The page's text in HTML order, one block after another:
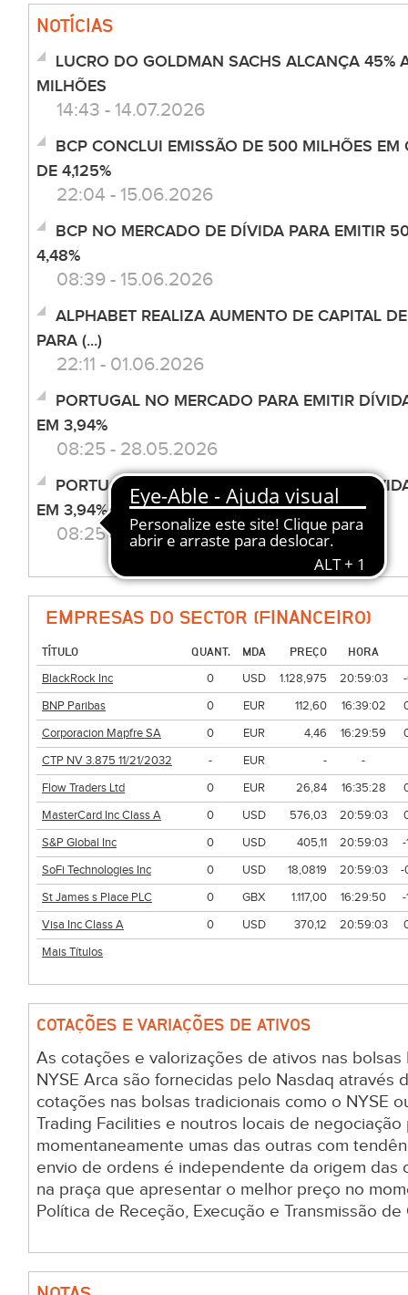
NOTÍCIAS
LUCRO DO GOLDMAN SACHS ALCANÇA 45%
MILHÕES
14:43 - 14.07.2026
BCP CONCLUI EMISSÃO DE 500 MILHÕES
DE 4,125%
22:04 - 15.06.2026
BCP NO MERCADO DE DÍVIDA PARA EMITIR
4,48%
08:39 - 15.06.2026
ALPHABET REALIZA AUMENTO DE CAPITAL
PARA (...)
22:11 - 01.06.2026
PORTUGAL NO MERCADO PARA EMITIR
EM 3,94%
08:25 - 28.05.2026
PORTUGAL NO MERCADO PARA EMITIR
EM 3,94%
08:25 - 28.05.2026
EMPRESAS DO SECTOR (FINANCEIRO)
TÍTULO QUANT. MDA PREÇO HORA
BlackRock Inc
0 USD 1.128,975 20:59:03
BNP Paribas
0 EUR 112,60 16:39:02
Corporacion Mapfre SA
0 EUR 4,46 16:29:59
CTP NV 3.875 11/21/2032
- EUR -
-
Flow Traders Ltd
0 EUR 26,84 16:35:28
MasterCard Inc Class A
0 USD 576,03 20:59:03
S&P Global Inc
0 USD 405,11 20:59:03
SoFi Technologies Inc
0 USD 18,0819 20:59:03
-
St James s Place PLC
0 GBX 1.117,00 16:29:50
Visa Inc Class A
0 USD 370,12 20:59:03
Mais Títulos
COTAÇÕES E VARIAÇÕES DE ATIVOS
As cotações e valorizações de ativos nas bolsas
NYSE Arca são fornecidas pelo Nasdaq através
cotações nas bolsas tradicionais como o NYSE
Trading Facilities e noutros locais de
momentaneamente umas das outras com
envio de ordens é independente da origem das
na praça que apresentar o melhor preço no
Política de Receção, Execução e Transmissão